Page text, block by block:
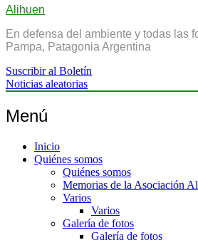
Alihuen
En defensa del ambiente y todas las
Pampa, Patagonia Argentina
Suscribir al Boletín
Noticias aleatorias
Menú
Inicio
Quiénes somos
Quiénes somos
Memorias de la Asociación
Varios
Varios
Galería de fotos
Galería de fotos